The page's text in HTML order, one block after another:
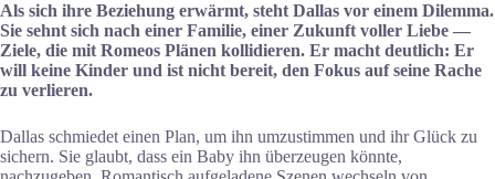
Als sich ihre Beziehung erwärmt, steht Dallas vor einem Dilemma.
Sie sehnt sich nach einer Familie, einer Zukunft voller Liebe —
Ziele, die mit Romeos Plänen kollidieren. Er macht deutlich: Er
will keine Kinder und ist nicht bereit, den Fokus auf seine Rache
zu verlieren.
Dallas schmiedet einen Plan, um ihn umzustimmen und ihr Glück zu
sichern. Sie glaubt, dass ein Baby ihn überzeugen könnte,